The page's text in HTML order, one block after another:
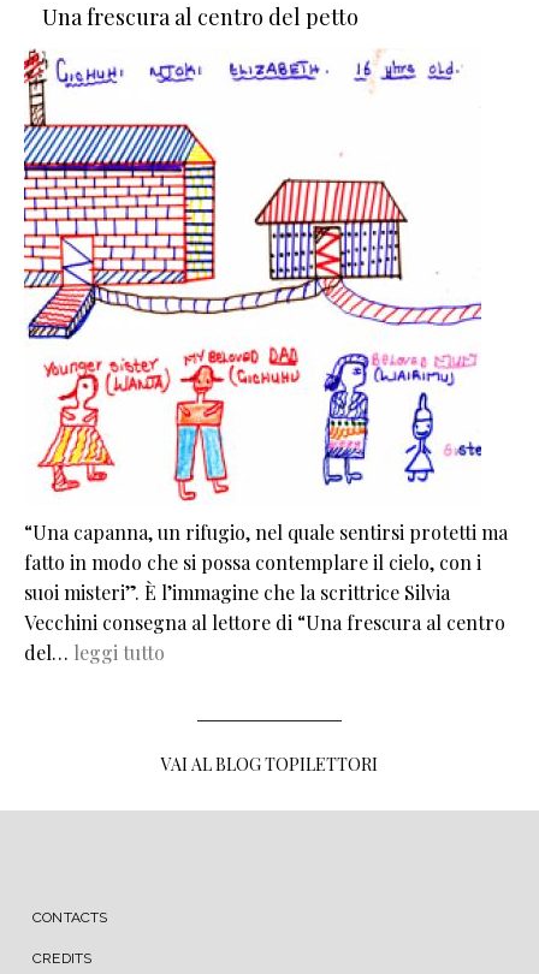
Una frescura al centro del petto
“Una capanna, un rifugio, nel quale sentirsi protetti ma
fatto in modo che si possa contemplare il cielo, con i
suoi misteri”. È l’immagine che la scrittrice Silvia
Vecchini consegna al lettore di “Una frescura al centro
del… leggi tutto
VAI AL BLOG TOPILETTORI
MENU FOOTER
CONTACTS
CREDITS